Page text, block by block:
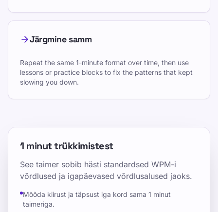
Järgmine samm
Repeat the same 1-minute format over time, then use
lessons or practice blocks to fix the patterns that kept
slowing you down.
1 minut trükkimistest
See taimer sobib hästi standardsed WPM-i
võrdlused ja igapäevased võrdlusalused jaoks.
Mõõda kiirust ja täpsust iga kord sama 1 minut
taimeriga.